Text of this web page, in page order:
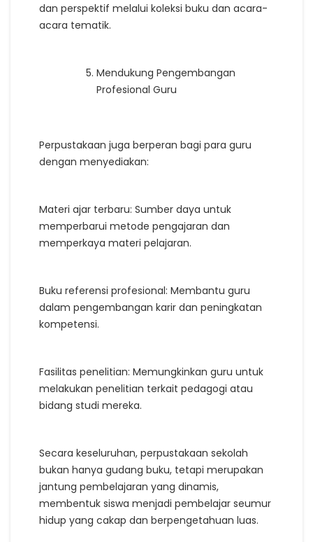
dan perspektif melalui koleksi buku dan acara-
acara tematik.
Mendukung Pengembangan
Profesional Guru
Perpustakaan juga berperan bagi para guru
dengan menyediakan:
Materi ajar terbaru: Sumber daya untuk
memperbarui metode pengajaran dan
memperkaya materi pelajaran.
Buku referensi profesional: Membantu guru
dalam pengembangan karir dan peningkatan
kompetensi.
Fasilitas penelitian: Memungkinkan guru untuk
melakukan penelitian terkait pedagogi atau
bidang studi mereka.
Secara keseluruhan, perpustakaan sekolah
bukan hanya gudang buku, tetapi merupakan
jantung pembelajaran yang dinamis,
membentuk siswa menjadi pembelajar seumur
hidup yang cakap dan berpengetahuan luas.